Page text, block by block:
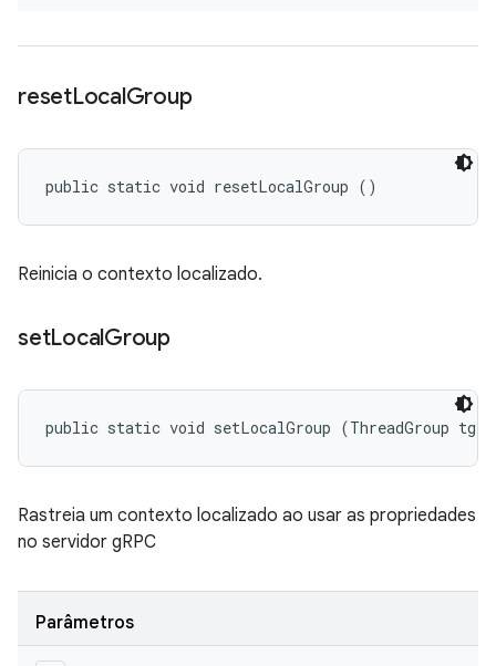
resetLocalGroup
public static void resetLocalGroup ()
Reinicia o contexto localizado.
setLocalGroup
public static void setLocalGroup (ThreadGroup tg)
Rastreia um contexto localizado ao usar as propriedades
no servidor gRPC
Parâmetros